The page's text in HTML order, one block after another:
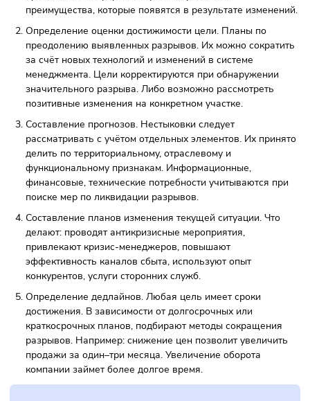
Потребуется собрать данные по разным областям
деятельности: от объёма производства до уровня
логистики. Для этого надо вести отчёты и базы данных.
Данные можно собрать с помощью:
финансового аудита;
исследований в маркетинге;
анализа бизнеса конкурентов;
оценки потребительской способности;
ознакомления с мнением экспертов.
Затем требуется провести анализ. Можно выделить
следующие шаги или этапы: